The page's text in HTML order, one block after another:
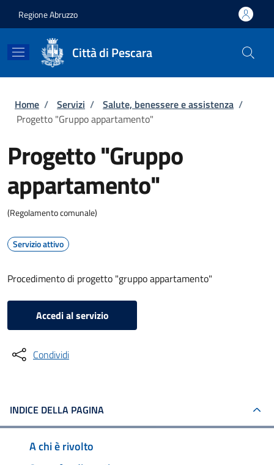
Regione Abruzzo
Città di Pescara
Briciole di pane
Home / Servizi / Salute, benessere e assistenza /
Progetto "Gruppo appartamento"
Progetto "Gruppo
appartamento"
(Regolamento comunale)
Servizio attivo
Procedimento di progetto "gruppo appartamento"
Accedi al servizio
Condividi
INDICE DELLA PAGINA
A chi è rivolto